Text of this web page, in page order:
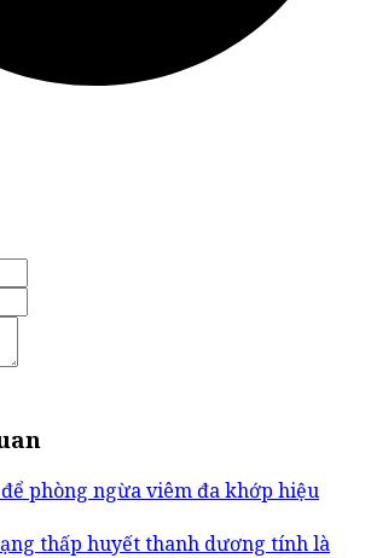
phòng ngừa viêm đa khớp hiệu
thấp huyết thanh dương tính là